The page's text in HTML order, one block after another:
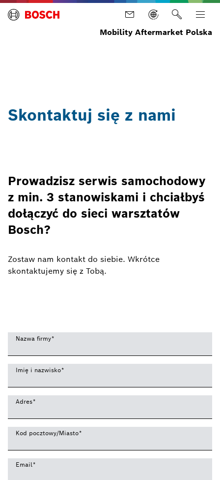
Mobility Aftermarket Polska
Skontaktuj się z nami
Prowadzisz serwis samochodowy
z min. 3 stanowiskami i chciałbyś
dołączyć do sieci warsztatów
Bosch?
Zostaw nam kontakt do siebie. Wkrótce
skontaktujemy się z Tobą.
Nazwa firmy*
Imię i nazwisko*
Adres*
Kod pocztowy/Miasto*
Email*